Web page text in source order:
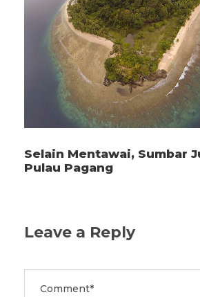
Selain Mentawai, Sumbar
Pulau Pagang
Leave a Reply